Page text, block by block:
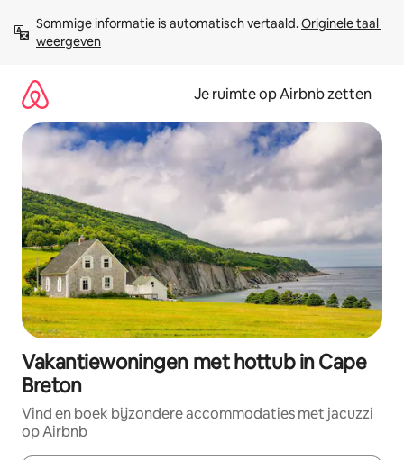
direct
naar
Sommige informatie is automatisch vertaald. Originele taal
weergeven
Je ruimte op Airbnb zetten
Vakantiewoningen met hottub in Cape
Breton
Vind en boek bijzondere accommodaties met jacuzzi
op Airbnb